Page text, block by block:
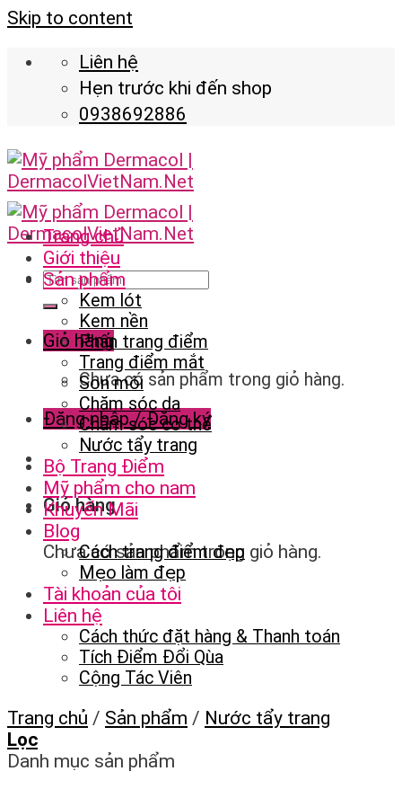
Skip to content
Liên hệ
Hẹn trước khi đến shop
0938692886
Giỏ hàng
Chưa có sản phẩm trong giỏ hàng.
Đăng nhập / Đăng ký
Giỏ hàng
Chưa có sản phẩm trong giỏ hàng.
Trang chủ
Giới thiệu
Sản phẩm
Kem lót
Kem nền
Phấn trang điểm
Trang điểm mắt
Son môi
Chăm sóc da
Chăm sóc cơ thể
Nước tẩy trang
Bộ Trang Điểm
Mỹ phẩm cho nam
Khuyến Mãi
Blog
Cách trang điểm đẹp
Mẹo làm đẹp
Tài khoản của tôi
Liên hệ
Cách thức đặt hàng & Thanh toán
Tích Điểm Đổi Qùa
Cộng Tác Viên
Trang chủ / Sản phẩm / Nước tẩy trang
Lọc
Danh mục sản phẩm